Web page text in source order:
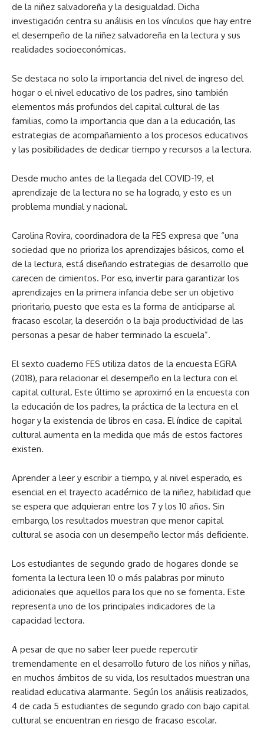
de la niñez salvadoreña y la desigualdad. Dicha
investigación centra su análisis en los vínculos que hay entre
el desempeño de la niñez salvadoreña en la lectura y sus
realidades socioeconómicas.
Se destaca no solo la importancia del nivel de ingreso del
hogar o el nivel educativo de los padres, sino también
elementos más profundos del capital cultural de las
familias, como la importancia que dan a la educación, las
estrategias de acompañamiento a los procesos educativos
y las posibilidades de dedicar tiempo y recursos a la lectura.
Desde mucho antes de la llegada del COVID-19, el
aprendizaje de la lectura no se ha logrado, y esto es un
problema mundial y nacional.
Carolina Rovira, coordinadora de la FES expresa que “una
sociedad que no prioriza los aprendizajes básicos, como el
de la lectura, está diseñando estrategias de desarrollo que
carecen de cimientos. Por eso, invertir para garantizar los
aprendizajes en la primera infancia debe ser un objetivo
prioritario, puesto que esta es la forma de anticiparse al
fracaso escolar, la deserción o la baja productividad de las
personas a pesar de haber terminado la escuela”.
El sexto cuaderno FES utiliza datos de la encuesta EGRA
(2018), para relacionar el desempeño en la lectura con el
capital cultural. Este último se aproximó en la encuesta con
la educación de los padres, la práctica de la lectura en el
hogar y la existencia de libros en casa. El índice de capital
cultural aumenta en la medida que más de estos factores
existen.
Aprender a leer y escribir a tiempo, y al nivel esperado, es
esencial en el trayecto académico de la niñez, habilidad que
se espera que adquieran entre los 7 y los 10 años. Sin
embargo, los resultados muestran que menor capital
cultural se asocia con un desempeño lector más deficiente.
Los estudiantes de segundo grado de hogares donde se
fomenta la lectura leen 10 o más palabras por minuto
adicionales que aquellos para los que no se fomenta. Este
representa uno de los principales indicadores de la
capacidad lectora.
A pesar de que no saber leer puede repercutir
tremendamente en el desarrollo futuro de los niños y niñas,
en muchos ámbitos de su vida, los resultados muestran una
realidad educativa alarmante. Según los análisis realizados,
4 de cada 5 estudiantes de segundo grado con bajo capital
cultural se encuentran en riesgo de fracaso escolar.